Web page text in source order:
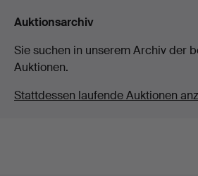
Auktionsarchiv
Sie suchen in unserem Archiv der
Auktionen.
Stattdessen laufende Auktionen